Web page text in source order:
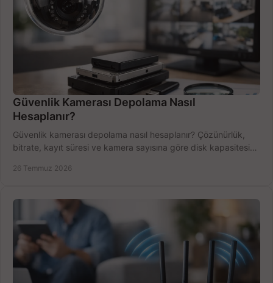
Güvenlik Kamerası Depolama Nasıl
Hesaplanır?
Güvenlik kamerası depolama nasıl hesaplanır? Çözünürlük,
bitrate, kayıt süresi ve kamera sayısına göre disk kapasitesini
26 Temmuz 2026